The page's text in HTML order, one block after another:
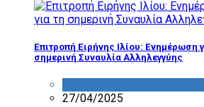
Επιτροπή Ειρήνης Ιλίου: Ενημέρωση
σημερινή Συναυλία Αλληλεγγύης
27/04/2025